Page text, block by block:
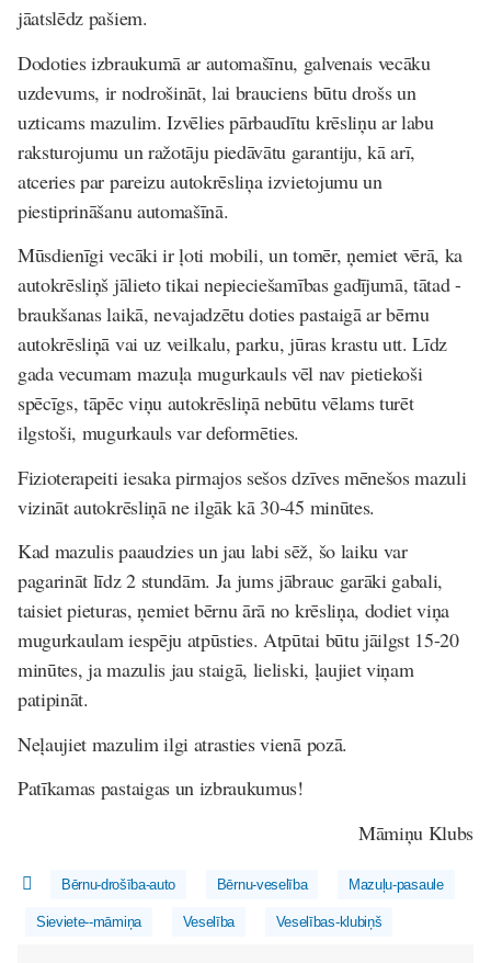
jāatslēdz pašiem.
Dodoties izbraukumā ar automašīnu, galvenais vecāku
uzdevums, ir nodrošināt, lai brauciens būtu drošs un
uzticams mazulim. Izvēlies pārbaudītu krēsliņu ar labu
raksturojumu un ražotāju piedāvātu garantiju, kā arī,
atceries par pareizu autokrēsliņa izvietojumu un
piestiprināšanu automašīnā.
Mūsdienīgi vecāki ir ļoti mobili, un tomēr, ņemiet vērā, ka
autokrēsliņš jālieto tikai nepieciešamības gadījumā, tātad -
braukšanas laikā, nevajadzētu doties pastaigā ar bērnu
autokrēsliņā vai uz veilkalu, parku, jūras krastu utt. Līdz
gada vecumam mazuļa mugurkauls vēl nav pietiekoši
spēcīgs, tāpēc viņu autokrēsliņā nebūtu vēlams turēt
ilgstoši, mugurkauls var deformēties.
Fizioterapeiti iesaka pirmajos sešos dzīves mēnešos mazuli
vizināt autokrēsliņā ne ilgāk kā 30-45 minūtes.
Kad mazulis paaudzies un jau labi sēž, šo laiku var
pagarināt līdz 2 stundām. Ja jums jābrauc garāki gabali,
taisiet pieturas, ņemiet bērnu ārā no krēsliņa, dodiet viņa
mugurkaulam iespēju atpūsties. Atpūtai būtu jāilgst 15-20
minūtes, ja mazulis jau staigā, lieliski, ļaujiet viņam
patipināt.
Neļaujiet mazulim ilgi atrasties vienā pozā.
Patīkamas pastaigas un izbraukumus!
Māmiņu Klubs
Bērnu-drošība-auto Bērnu-veselība Mazuļu-pasaule
Sieviete--māmiņa Veselība Veselības-klubiņš